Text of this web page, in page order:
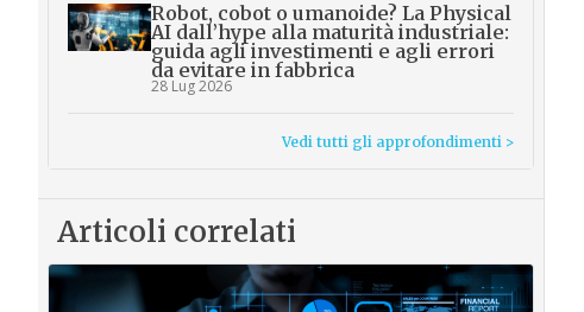
Robot, cobot o umanoide? La Physical
AI dall’hype alla maturità industriale:
guida agli investimenti e agli errori
da evitare in fabbrica
28 Lug 2026
Vedi tutti gli approfondimenti >
Articoli correlati